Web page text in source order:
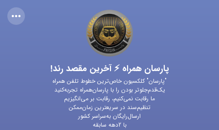
پارسان همراه ⚡ آخرین مقصد رند!
"پارسان" کلکسیون خاص‌ترین خطوط تلفن همراه
یک‌قدم‌جلوتر بودن را با پارسان‌همراه تجربه‌کنید
ما رقابت نمی‌کنیم، رقابت بر می‌انگیزیم
تنظیم‌سند در سریعترین زمان‌ممکن
ارسال‌رایگان به‌سراسر کشور
با 2دهه سابقه